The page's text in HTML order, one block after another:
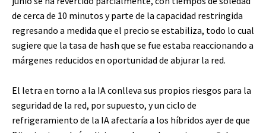
de cerca de 10 minutos y parte de la capacidad restringida
regresando a medida que el precio se estabiliza, todo lo cual
sugiere que la tasa de hash que se fue estaba reaccionando a
márgenes reducidos en oportunidad de abjurar la red.
El letra en torno a la IA conlleva sus propios riesgos para la
seguridad de la red, por supuesto, y un ciclo de
refrigeramiento de la IA afectaría a los híbridos ayer de que